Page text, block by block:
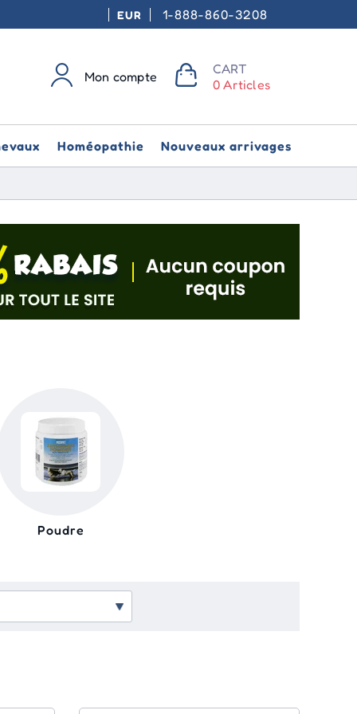
EUR 1-888-860-3208
Mon compte
CART
0 Articles
Homéopathie Nouveaux arrivages
Poudre